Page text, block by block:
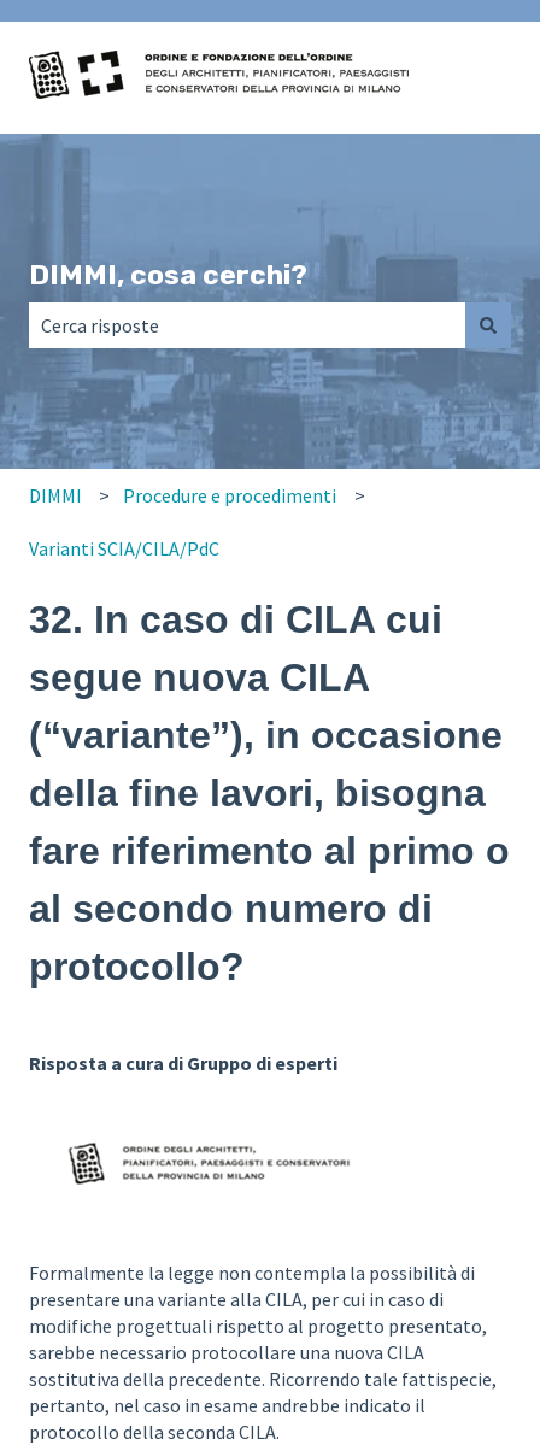
DIMMI, cosa cerchi?
Non sono presenti suggerimenti perché il campo di
DIMMI Procedure e procedimenti
Varianti SCIA/CILA/PdC
32. In caso di CILA cui
segue nuova CILA
(“variante”), in occasione
della fine lavori, bisogna
fare riferimento al primo o
al secondo numero di
protocollo?
Risposta a cura di Gruppo di esperti
Formalmente la legge non contempla la possibilità di
presentare una variante alla CILA, per cui in caso di
modifiche progettuali rispetto al progetto presentato,
sarebbe necessario protocollare una nuova CILA
sostitutiva della precedente. Ricorrendo tale fattispecie,
pertanto, nel caso in esame andrebbe indicato il
protocollo della seconda CILA.